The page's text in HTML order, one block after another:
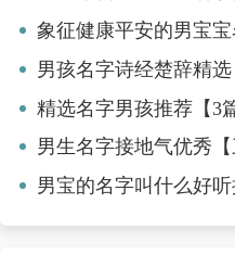
象征健康平安的男宝
篇】男孩名字诗经楚辞精选
精选名字男孩推荐【3
男生名字接地气优秀【
男宝的名字叫什么好听